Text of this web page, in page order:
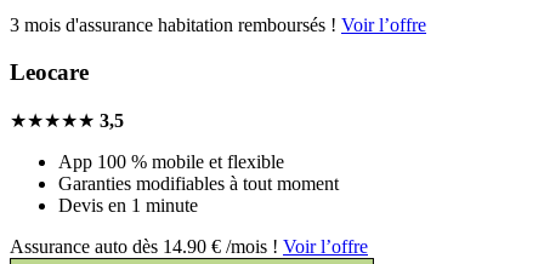
3 mois d'assurance habitation remboursés ! Voir l’offre
Leocare
★★★★★ 3,5
App 100 % mobile et flexible
Garanties modifiables à tout moment
Devis en 1 minute
Assurance auto dès 14.90 € /mois ! Voir l’offre